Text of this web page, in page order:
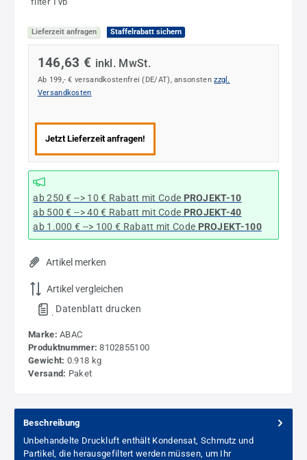
Lieferzeit anfragen Staffelrabatt sichern
146,63 € inkl. MwSt.
Ab 199,- € versandkostenfrei (DE/AT), ansonstenzzgl.
Versandkosten
Jetzt Lieferzeit anfragen!
ab 250 € --> 10 € Rabatt mit Code PROJEKT-10
ab 500 € --> 40 € Rabatt mit Code PROJEKT-40
ab 1.000 € --> 100 € Rabatt mit Code PROJEKT-100
Artikel merken
Artikel vergleichen
. Datenblatt drucken
Marke:ABAC
Produktnummer: 8102855100
Gewicht: 0.918 kg
Versand: Paket
Beschreibung
Unbehandelte Druckluft enthält Kondensat, Schmutz und
Partikel, die herausgefiltert werden müssen, um Ihr